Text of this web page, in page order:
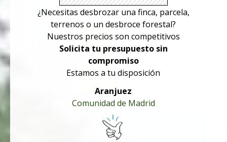
¿Necesitas desbrozar una finca, parcela,
terrenos o un desbroce forestal?
Nuestros precios son competitivos
Solicita tu presupuesto sin
compromiso
Estamos a tu disposición
Aranjuez
Comunidad de Madrid